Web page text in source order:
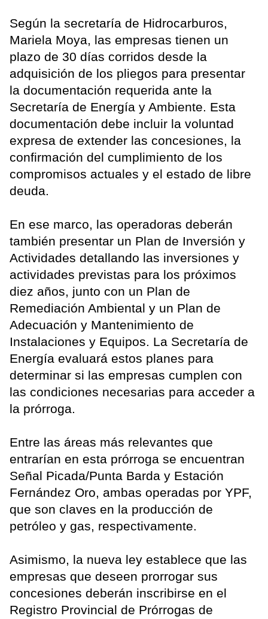
Según la secretaría de Hidrocarburos,
Mariela Moya, las empresas tienen un
plazo de 30 días corridos desde la
adquisición de los pliegos para presentar
la documentación requerida ante la
Secretaría de Energía y Ambiente. Esta
documentación debe incluir la voluntad
expresa de extender las concesiones, la
confirmación del cumplimiento de los
compromisos actuales y el estado de libre
deuda.
En ese marco, las operadoras deberán
también presentar un Plan de Inversión y
Actividades detallando las inversiones y
actividades previstas para los próximos
diez años, junto con un Plan de
Remediación Ambiental y un Plan de
Adecuación y Mantenimiento de
Instalaciones y Equipos. La Secretaría de
Energía evaluará estos planes para
determinar si las empresas cumplen con
las condiciones necesarias para acceder a
la prórroga.
Entre las áreas más relevantes que
entrarían en esta prórroga se encuentran
Señal Picada/Punta Barda y Estación
Fernández Oro, ambas operadas por YPF,
que son claves en la producción de
petróleo y gas, respectivamente.
Asimismo, la nueva ley establece que las
empresas que deseen prorrogar sus
concesiones deberán inscribirse en el
Registro Provincial de Prórrogas de